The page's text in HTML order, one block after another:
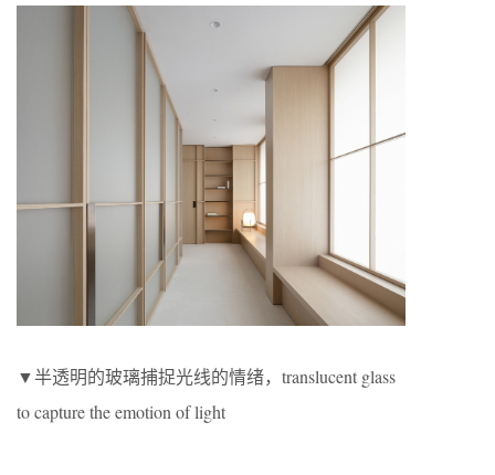
▼半透明的玻璃捕捉光线的情绪，translucent glass
to capture the emotion of light